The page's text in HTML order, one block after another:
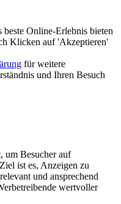
Online-Erlebnis bieten
Klicken auf 'Akzeptieren'
für weitere
und Ihren Besuch
um Besucher auf
ist es, Anzeigen zu
und ansprechend
wertvoller